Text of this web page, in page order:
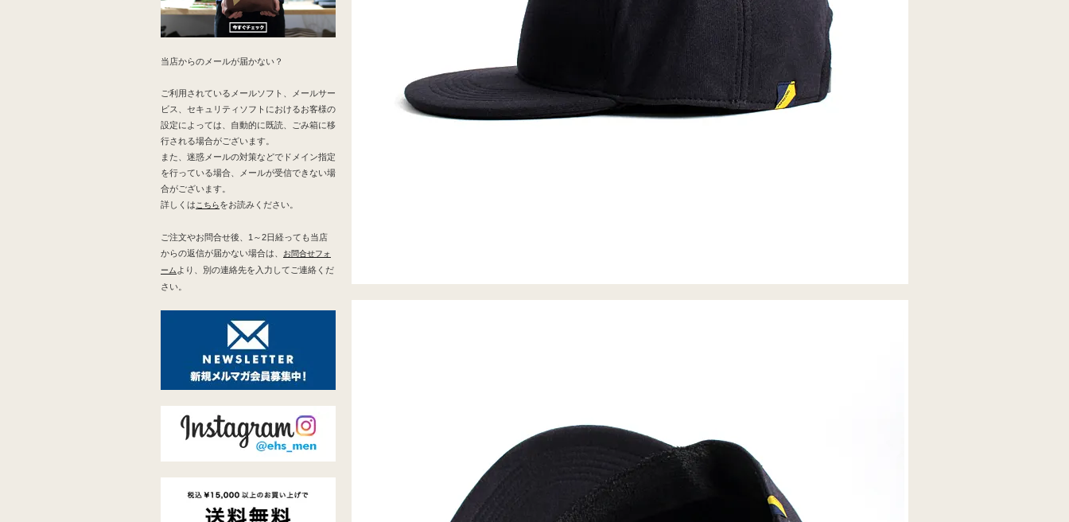
当店からのメールが届かない？
ご利用されているメールソフト、メールサー
ビス、セキュリティソフトにおけるお客様の
設定によっては、自動的に既読、ごみ箱に移
行される場合がございます。
また、迷惑メールの対策などでドメイン指定
を行っている場合、メールが受信できない場
合がございます。
詳しくはこちらをお読みください。
ご注文やお問合せ後、1～2日経っても当店
からの返信が届かない場合は、 お問合せフォ
ーム より、別の連絡先を入力してご連絡くだ
さい。